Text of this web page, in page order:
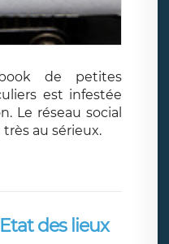
de petites
est infestée
Le réseau social
au sérieux.
des lieux